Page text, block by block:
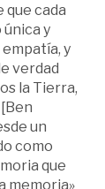
que cada
y
y
verdad
la Tierra,
un
como
que
memoria»